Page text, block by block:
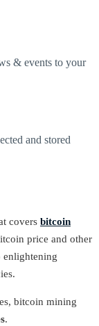
& events to your
and stored
covers bitcoin
price and other
enlightening
bitcoin mining
.